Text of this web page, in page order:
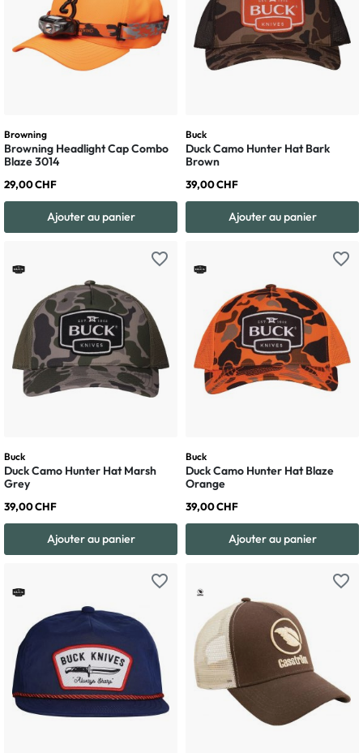
Browning
Browning Headlight Cap Combo
Blaze 3014
29,00 CHF
Ajouter au panier
Buck
Duck Camo Hunter Hat Bark
Brown
39,00 CHF
Ajouter au panier
favorite_border
Buck
Duck Camo Hunter Hat Marsh
Grey
39,00 CHF
Ajouter au panier
favorite_border
Buck
Duck Camo Hunter Hat Blaze
Orange
39,00 CHF
Ajouter au panier
favorite_border favorite_border